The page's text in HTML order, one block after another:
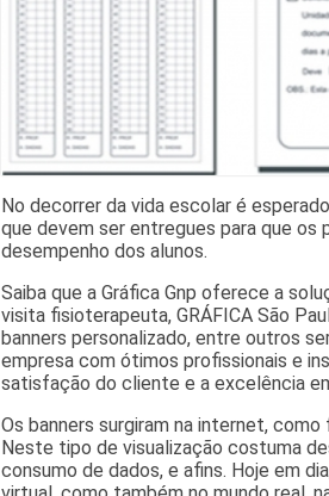
No decorrer da vida escolar é
que devem ser entregues para que
desempenho dos alunos.
Saiba que a Gráfica Gnp oferece a
visita fisioterapeuta, GRÁFICA São
banners personalizado, entre outros
empresa com ótimos profissionais e
satisfação do cliente e a excelência
Os banners surgiram na internet,
Neste tipo de visualização costuma
consumo de dados, e afins. Hoje em